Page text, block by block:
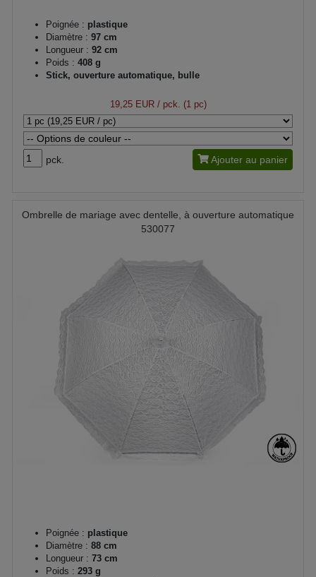
Poignée : plastique
Diamètre : 97 cm
Longueur : 92 cm
Poids : 408 g
Stick, ouverture automatique, bulle
19,25 EUR/ pck. (1 pc)
pck. Ajouter au panier
Ombrelle de mariage avec dentelle, à ouverture automatique
530077
Poignée : plastique
Diamètre : 88 cm
Longueur : 73 cm
Poids : 293 g